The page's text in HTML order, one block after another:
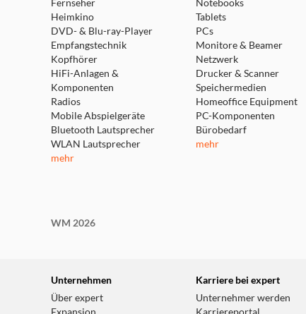
Fernseher
Heimkino
DVD- & Blu-ray-Player
Empfangstechnik
Kopfhörer
HiFi-Anlagen &
Komponenten
Radios
Mobile Abspielgeräte
Bluetooth Lautsprecher
WLAN Lautsprecher
mehr
Notebooks
Tablets
PCs
Monitore & Beamer
Netzwerk
Drucker & Scanner
Speichermedien
Homeoffice Equipment
PC-Komponenten
Bürobedarf
mehr
WM 2026
Unternehmen
Über expert
Karriere bei expert
Unternehmer werden